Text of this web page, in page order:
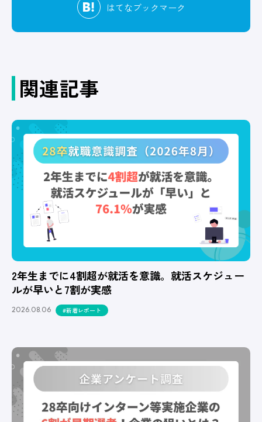
はてなブックマーク
関連記事
2年生までに4割超が就活を意識。就活スケジュー
ルが早いと7割が実感
2026.08.06 #新着レポート